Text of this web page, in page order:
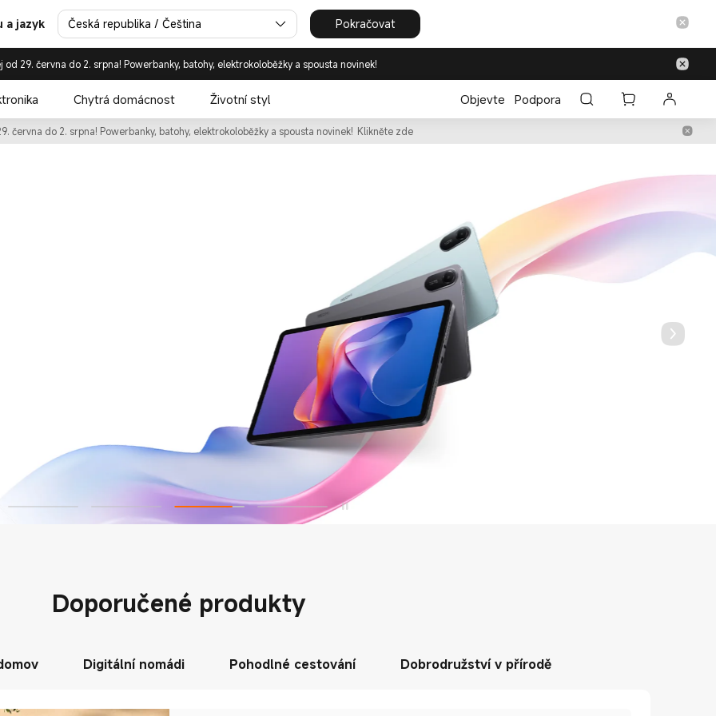
a jazyk Česká republika / Čeština Pokračovat
od 29. června do 2. srpna! Powerbanky, batohy, elektrokoloběžky a spousta novinek!
Chytrá domácnost Životní styl Objevte Podpora
e-shop | Mobily, tablety
června do 2. srpna! Powerbanky, batohy, elektrokoloběžky a spousta novinek! Klikněte zde
Doporučené produkty
Digitální nomádi Pohodlné cestování Dobrodružství v přírodě